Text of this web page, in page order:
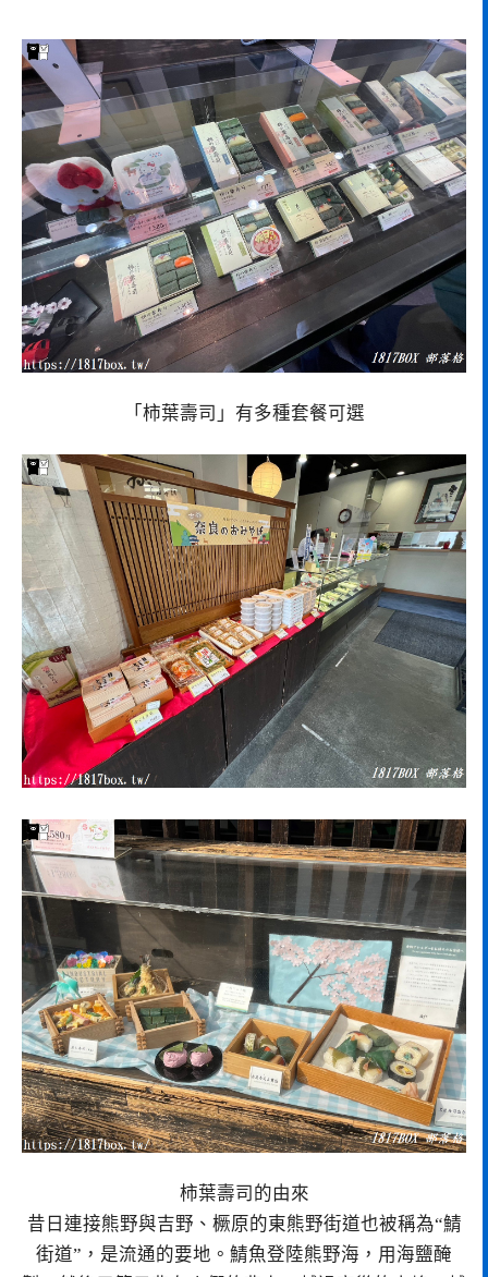
「柿葉壽司」有多種套餐可選
柿葉壽司的由來
昔日連接熊野與吉野、橛原的東熊野街道也被稱為“鯖
街道”，是流通的要地。鯖魚登陸熊野海，用海鹽醃